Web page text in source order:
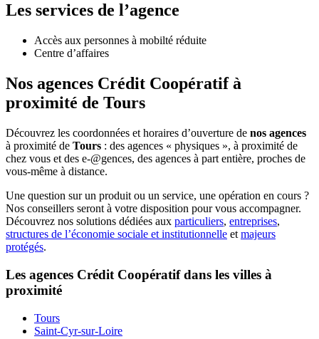
Les services de l’agence
Accès aux personnes à mobilté réduite
Centre d’affaires
Nos agences Crédit Coopératifà
proximité de Tours
Découvrez les coordonnées et horaires d’ouverture de nos agences
à proximité de Tours : des agences « physiques », à proximité de
chez vous et des e-@gences, des agences à part entière, proches de
vous-même à distance.
Une question sur un produit ou un service, une opération en cours ?
Nos conseillers seront à votre disposition pour vous accompagner.
Découvrez nos solutions dédiées aux particuliers, entreprises,
structures de l’économie sociale et institutionnelle et majeurs
protégés.
Les agences Crédit Coopératif dans les villes à
proximité
Tours
Saint-Cyr-sur-Loire